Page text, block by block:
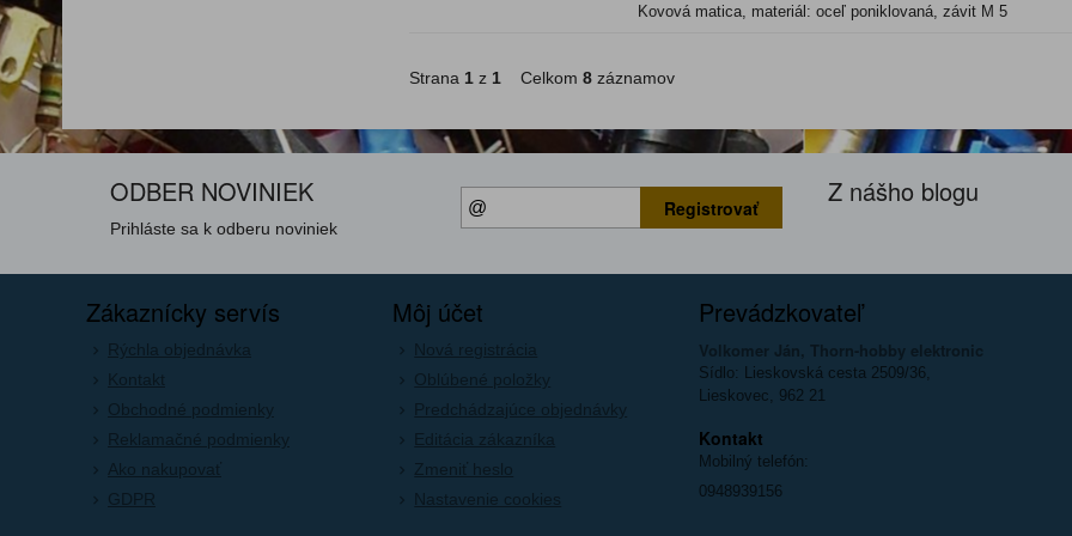
Kovová matica, materiál: oceľ poniklovaná, závit M 5
Strana 1 z 1 Celkom 8 záznamov
ODBER NOVINIEK
Prihláste sa k odberu noviniek
Registrovať Z nášho blogu
Zákaznícky servís
Rýchla objednávka
Kontakt
Obchodné podmienky
Reklamačné podmienky
Ako nakupovať
GDPR
Môj účet
Nová registrácia
Oblúbené položky
Predchádzajúce objednávky
Editácia zákazníka
Zmeniť heslo
Nastavenie cookies
Prevádzkovateľ
Volkomer Ján, Thorn-hobby elektronic
Sídlo: Lieskovská cesta 2509/36,
Lieskovec, 962 21
Kontakt
Mobilný telefón:
0948939156